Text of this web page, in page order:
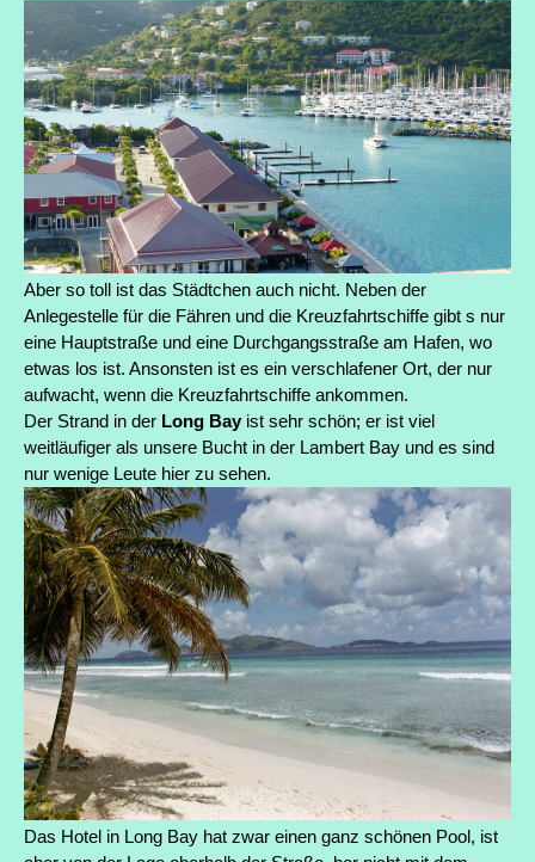
Aber so toll ist das Städtchen auch nicht. Neben der
Anlegestelle für die Fähren und die Kreuzfahrtschiffe gibt s nur
eine Hauptstraße und eine Durchgangsstraße am Hafen, wo
etwas los ist. Ansonsten ist es ein verschlafener Ort, der nur
aufwacht, wenn die Kreuzfahrtschiffe ankommen.
Der Strand in der Long Bay ist sehr schön; er ist viel
weitläufiger als unsere Bucht in der Lambert Bay und es sind
nur wenige Leute hier zu sehen.
Das Hotel in Long Bay hat zwar einen ganz schönen Pool, ist